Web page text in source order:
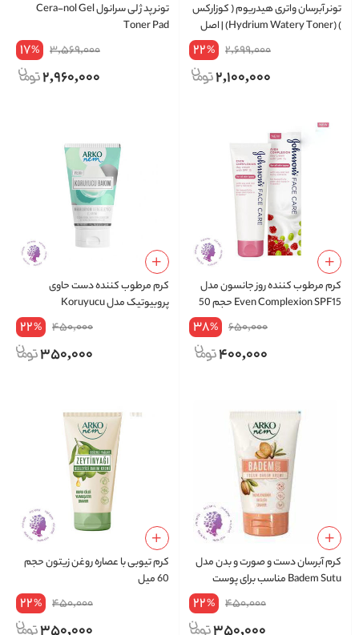
تونر آبرسان واتری هیدریوم ( کوزارکس
) (Hydrium Watery Toner) | اصل
hydrium watery toner 150ml
2,699,000
22%
2,100,000
تونر پد ژلی سرانول Cera-nol Gel
Toner Pad
3,569,000
17%
2,960,000
کرم مرطوب کننده روز جانسون مدل
Even Complexion SPF15 حجم 50
650,000
38%
400,000
کرم مرطوب کننده دست حاوی
پروبیوتیک مدل Koruyucu
450,000
22%
350,000
کرم آبرسان دست و صورت و بدن مدل
Badem Sutu مناسب برای پوست
450,000
22%
کرم تیوبی با عصاره روغن زیتون حجم
60 میل
450,000
22%